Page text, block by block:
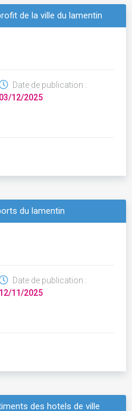
de la ville du lamentin
Date de publication :
03/12/2025
du lamentin
Date de publication :
12/11/2025
des hotels de ville